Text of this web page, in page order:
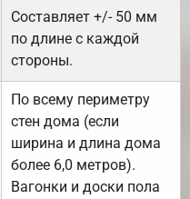
Составляет +/- 50 мм
по длине с каждой
стороны.
По всему периметру
стен дома (если
ширина и длина дома
более 6,0 метров).
Вагонки и доски пола